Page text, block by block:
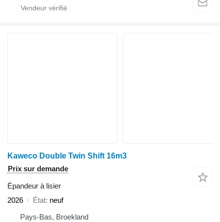
Kaweco Double Twin Shift 16m3
Prix sur demande
Épandeur à lisier
2026
État neuf
Pays-Bas, Broekland